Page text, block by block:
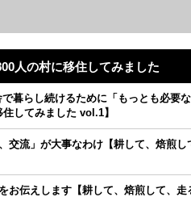
人の村に移住してみました
暮らし続けるために「もっとも必要
してみました vol.1】
交流」が大事なわけ【耕して、焙煎
お伝えします【耕して、焙煎して、